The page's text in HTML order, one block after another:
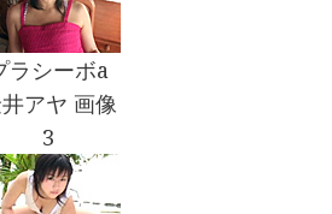
ラシーボa
アヤ 画像
3